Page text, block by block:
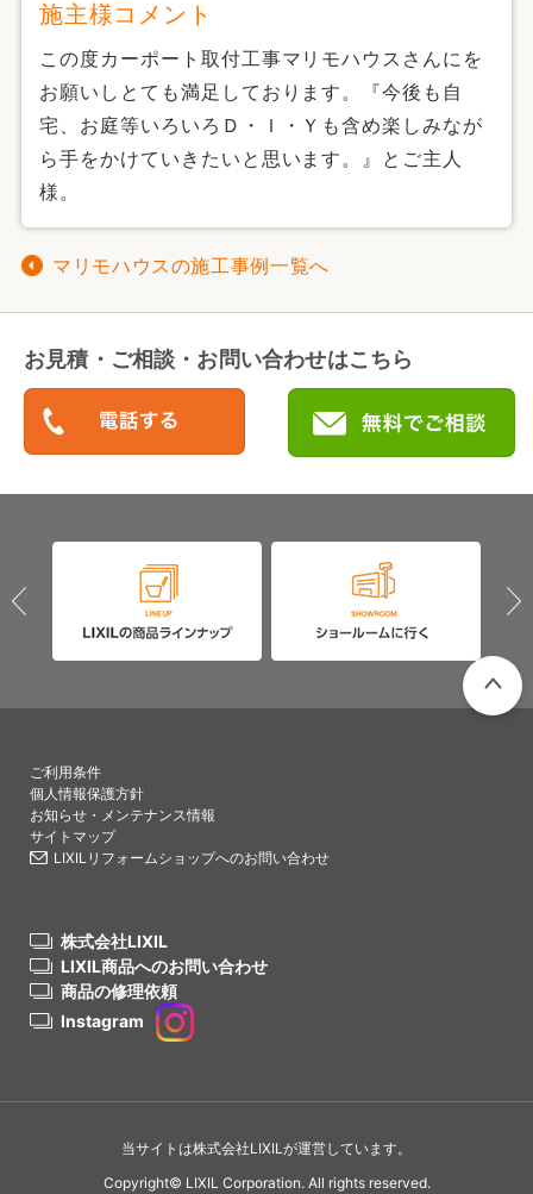
施主様コメント
この度カーポート取付工事マリモハウスさんにを
お願いしとても満足しております。『今後も自
宅、お庭等いろいろＤ・Ｉ・Ｙも含め楽しみなが
ら手をかけていきたいと思います。』とご主人
様。
マリモハウスの施工事例一覧へ
お見積・ご相談・お問い合わせはこちら
ご利用条件
個人情報保護方針
お知らせ・メンテナンス情報
サイトマップ
LIXILリフォームショップへのお問い合わせ
株式会社LIXIL
LIXIL商品へのお問い合わせ
商品の修理依頼
Instagram
当サイトは株式会社LIXILが運営しています。
Copyright© LIXIL Corporation. All rights reserved.